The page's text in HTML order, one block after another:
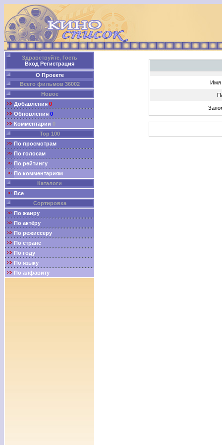
Здравствуйте, Гость
Вход Регистрация
О Проекте
Всего фильмов 36002
Новое
Добавления 0
Обновления 0
Комментарии 0
Top 100
По просмотрам
По голосам
По рейтингу
По комментариям
Каталоги
Все
Сортировка
По жанру
По актёру
По режиссеру
По стране
По году
По языку
По алфавиту
Имя